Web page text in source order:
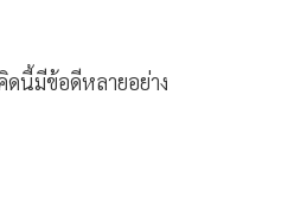
ดนี้มีข้อดีหลายอย่าง